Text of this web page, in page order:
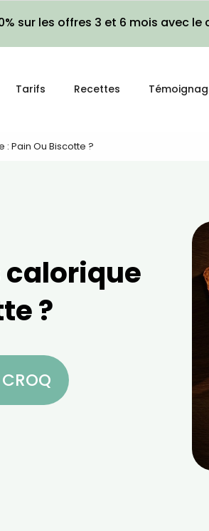
sur les offres 3 et 6 mois avec le
Tarifs Recettes
: Pain Ou Biscotte ?
calorique
?